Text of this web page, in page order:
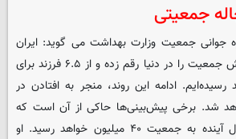
جمعیتی
جوانی جمعیت وزارت بهداشت می گوید: ایران
سریع‌ترین کنترل و کاهش جمعیت را در دنیا رقم زده و از ۶.۵ فرزند برای
به ۱.۵ فرزند رسیده‌ایم. ادامه این روند، منجر به افتادن در
شد. برخی پیش‌بینی‌ها حاکی از آن است که
ایران طی ۶۰ تا ۷۰ سال آینده به جمعیت ۴۰ میلیون خواهد رسید. او